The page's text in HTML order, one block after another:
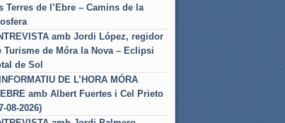
Terres de l’Ebre – Camins de la
amb Jordi López, regidor
Turisme de Móra la Nova – Eclipsi
de Sol
DE L’HORA MÓRA
amb Albert Fuertes i Cel Prieto
08-2026)